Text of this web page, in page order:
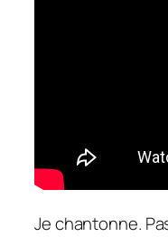
Je chantonne.